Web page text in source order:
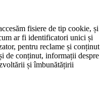
fisiere de tip cookie, și
ar fi identificatori unici și
pentru reclame și conținut
de conținut, informații despre
și îmbunătățirii